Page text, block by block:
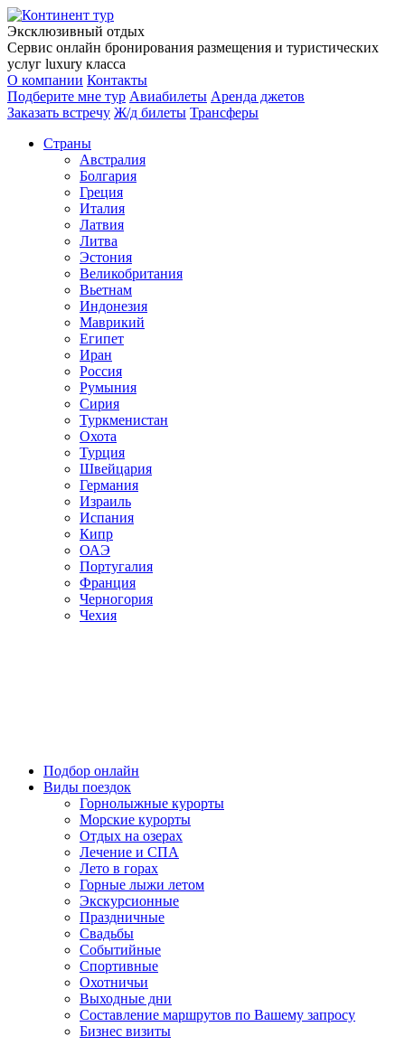
Эксклюзивный отдых
Сервис онлайн бронирования размещения и туристических
услуг luxury класса
О компании Контакты
Подберите мне тур Авиабилеты Аренда джетов
Заказать встречу Ж/д билеты Трансферы
Страны
Австралия
Болгария
Греция
Италия
Латвия
Литва
Эстония
Великобритания
Вьетнам
Индонезия
Маврикий
Египет
Иран
Россия
Румыния
Сирия
Туркменистан
Охота
Турция
Швейцария
Германия
Израиль
Испания
Кипр
ОАЭ
Португалия
Франция
Черногория
Чехия
Подбор онлайн
Виды поездок
Горнолыжные курорты
Морские курорты
Отдых на озерах
Лечение и СПА
Лето в горах
Горные лыжи летом
Экскурсионные
Праздничные
Свадьбы
Событийные
Спортивные
Охотничьи
Выходные дни
Составление маршрутов по Вашему запросу
Бизнес визиты